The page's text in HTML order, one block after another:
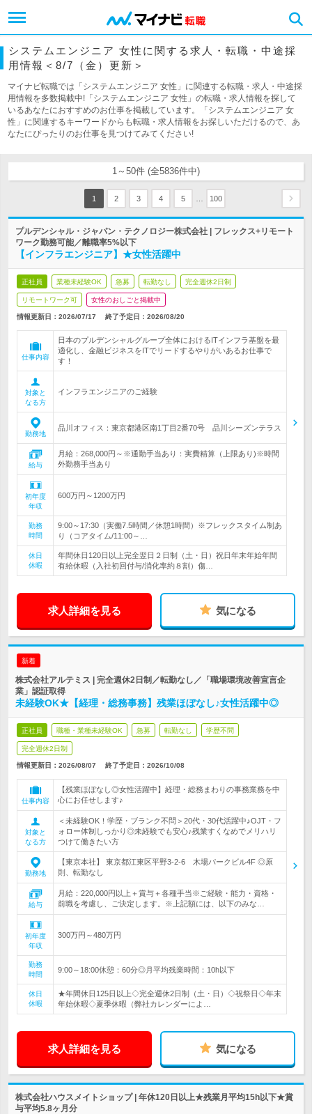
システムエンジニア 女性に関する求人・転職・中途採
用情報＜8/7（金）更新＞
マイナビ転職では「システムエンジニア 女性」に関連する転職・求人・中途採
用情報を多数掲載中!「システムエンジニア 女性」の転職・求人情報を探して
いるあなたにおすすめのお仕事を掲載しています。「システムエンジニア 女
性」に関連するキーワードからも転職・求人情報をお探しいただけるので、あ
なたにぴったりのお仕事を見つけてみてください!
1～50件 (全5836件中)
1 2 3 4 5 100
プルデンシャル・ジャパン・テクノロジー株式会社 | フレックス+リモート
ワーク勤務可能／離職率5%以下
【インフラエンジニア】★女性活躍中
正社員 業種未経験OK 急募 転勤なし 完全週休2日制
リモートワーク可 女性のおしごと掲載中
情報更新日：2026/07/17 終了予定日： 2026/08/20
仕事内容
日本のプルデンシャルグループ全体におけるITインフラ基盤を最
適化し、金融ビジネスをITでリードするやりがいあるお仕事で
す！
対象と
なる方
インフラエンジニアのご経験
勤務地
品川オフィス：東京都港区南1丁目2番70号 品川シーズンテラス
給与
月給：268,000円～※通勤手当あり：実費精算（上限あり)※時間
外勤務手当あり
初年度
年収
600万円～1200万円
勤務
時間
9:00～17:30（実働7.5時間／休憩1時間）※フレックスタイム制あ
り（コアタイム/11:00～…
休日
休暇
年間休日120日以上完全翌日２日制（土・日）祝日年末年始年間
有給休暇（入社初回付与/消化率約８割）傷…
求人詳細を見る 気になる
新着
株式会社アルテミス | 完全週休2日制／転勤なし／「職場環境改善宣言企
業」認証取得
未経験OK★【経理・総務事務】残業ほぼなし♪女性活躍中◎
正社員 職種・業種未経験OK 急募 転勤なし 学歴不問
完全週休2日制
情報更新日：2026/08/07 終了予定日： 2026/10/08
仕事内容
【残業ほぼなし◎女性活躍中】経理・総務まわりの事務業務を中
心にお任せします♪
対象と
なる方
＜未経験OK！学歴・ブランク不問＞20代・30代活躍中♪OJT・フ
ォロー体制しっかり◎未経験でも安心♪残業すくなめでメリハリ
つけて働きたい方
勤務地
【東京本社】 東京都江東区平野3-2-6 木場パークビル4F ◎原
則、転勤なし
給与
月給：220,000円以上＋賞与＋各種手当※ご経験・能力・資格・
前職を考慮し、ご決定します。※上記額には、以下のみな…
初年度
年収
300万円～480万円
勤務
時間
9:00～18:00休憩：60分◎月平均残業時間：10h以下
休日
休暇
★年間休日125日以上◇完全週休2日制（土・日）◇祝祭日◇年末
年始休暇◇夏季休暇（弊社カレンダーによ…
求人詳細を見る 気になる
株式会社ハウスメイトショップ | 年休120日以上★残業月平均15h以下★賞
与平均5.8ヶ月分